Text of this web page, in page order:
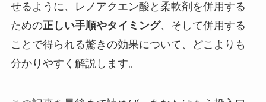
せるように、レノアクエン酸と柔軟剤を併用する
ための正しい手順やタイミング、そして併用する
ことで得られる驚きの効果について、どこよりも
分かりやすく解説します。